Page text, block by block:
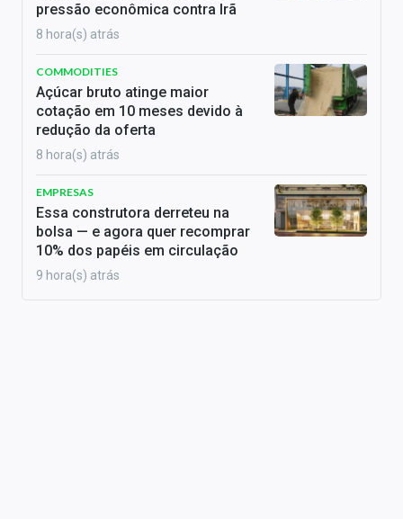
pressão econômica contra Irã
8 hora(s) atrás
COMMODITIES
Açúcar bruto atinge maior
cotação em 10 meses devido à
redução da oferta
8 hora(s) atrás
EMPRESAS
Essa construtora derreteu na
bolsa — e agora quer recomprar
10% dos papéis em circulação
9 hora(s) atrás